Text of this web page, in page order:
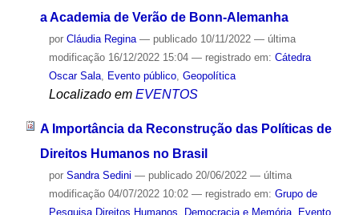
a Academia de Verão de Bonn-Alemanha
por Cláudia Regina — publicado10/11/2022 — última
modificação16/12/2022 15:04 — registrado em: Cátedra
Oscar Sala, Evento público, Geopolítica
Localizado em EVENTOS
A Importância da Reconstrução das Políticas de
Direitos Humanos no Brasil
por Sandra Sedini — publicado20/06/2022 — última
modificação04/07/2022 10:02 — registrado em: Grupo de
Pesquisa Direitos Humanos, Democracia e Memória, Evento